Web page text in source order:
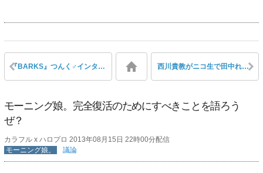
『BARKS』つんく♂インタビュー第3回 「アレンジャーからは『あれだけやり直しが多いのはつんく♂さんのところだけですよ』っていわれる（笑）」 西川貴教がニコ生で田中れいな『LoVendoЯ』に痛烈ダメ出し！ 西川「フォークをロックに…なんて50代の発想。本当にやりたいの？」田中「会社の言うことは絶対なんで」
モーニング娘。完全復活のためにすべきことを語ろう
ぜ？
カラフル x ハロプロ 2013年08月15日 22時00分配信
モーニング娘。
議論